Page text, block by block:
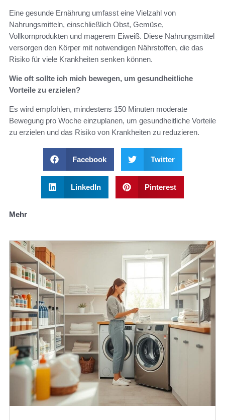
Eine gesunde Ernährung umfasst eine Vielzahl von
Nahrungsmitteln, einschließlich Obst, Gemüse,
Vollkornprodukten und magerem Eiweiß. Diese Nahrungsmittel
versorgen den Körper mit notwendigen Nährstoffen, die das
Risiko für viele Krankheiten senken können.
Wie oft sollte ich mich bewegen, um gesundheitliche
Vorteile zu erzielen?
Es wird empfohlen, mindestens 150 Minuten moderate
Bewegung pro Woche einzuplanen, um gesundheitliche Vorteile
zu erzielen und das Risiko von Krankheiten zu reduzieren.
Facebook Twitter
LinkedIn Pinterest
Mehr